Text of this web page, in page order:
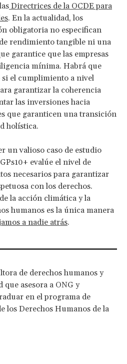
Directrices de la OCDE para
. En la actualidad, los
obligatoria no especifican
rendimiento tangible ni una
garantice que las empresas
mínima. Habrá que
el cumplimiento a nivel
garantizar la coherencia
las inversiones hacia
que garanticen una transición
holística.
un valioso caso de estudio
evalúe el nivel de
necesarios para garantizar
con los derechos.
la acción climática y la
humanos es la única manera
a nadie atrás.
de derechos humanos y
asesora a ONG y
en el programa de
los Derechos Humanos de la